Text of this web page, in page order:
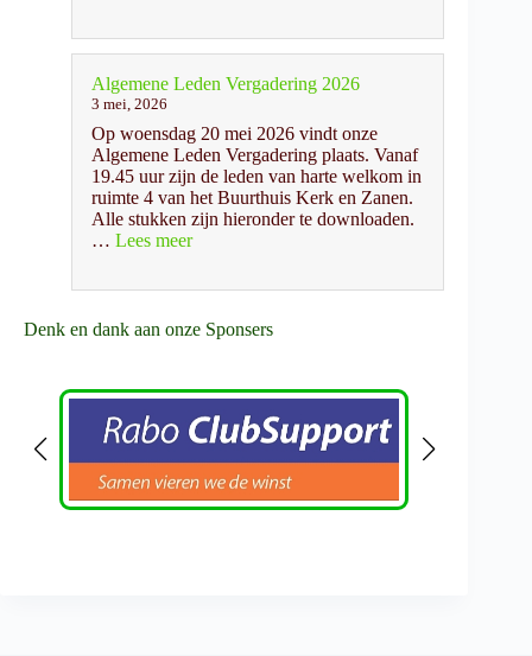
niet!
Algemene Leden Vergadering 2026
3 mei, 2026
Op woensdag 20 mei 2026 vindt onze
Algemene Leden Vergadering plaats. Vanaf
19.45 uur zijn de leden van harte welkom in
ruimte 4 van het Buurthuis Kerk en Zanen.
Alle stukken zijn hieronder te downloaden.
… Lees meer:
2026
Denk en dank aan onze Sponsers